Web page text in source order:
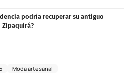
podría recuperar su antiguo
Zipaquirá?
Moda artesanal